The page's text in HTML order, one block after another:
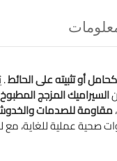
كحامل أو تثبيته على الحائط.
السيراميك المزجج المطبوخ على
،مقاومةللصدمات
صحية عملية للغاية،